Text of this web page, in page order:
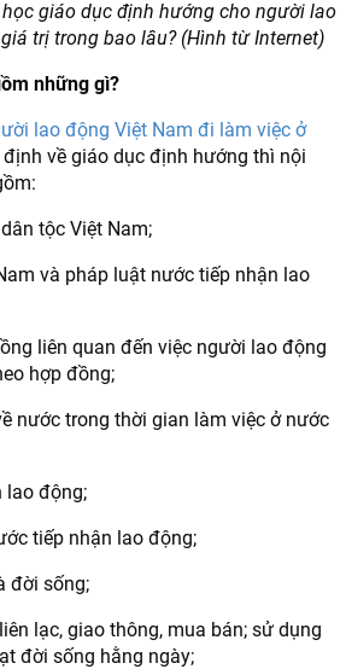
giáo dục định hướng cho người lao
trị trong bao lâu? (Hình từ Internet)
những gì?
lao động Việt Nam đi làm việc ở
về giáo dục định hướng thì nội
tộc Việt Nam;
và pháp luật nước tiếp nhận lao
liên quan đến việc người lao động
hợp đồng;
nước trong thời gian làm việc ở nước
lao động;
tiếp nhận lao động;
đời sống;
lạc, giao thông, mua bán; sử dụng
đời sống hằng ngày;